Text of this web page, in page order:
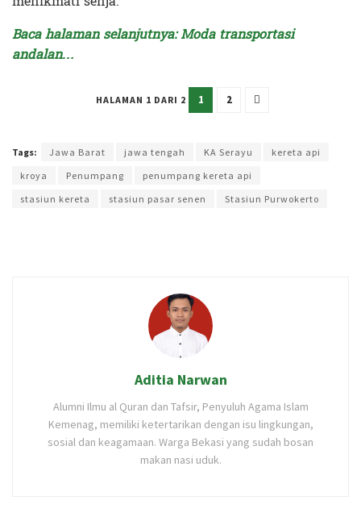
Baca halaman selanjutnya: Moda transportasi
andalan…
HALAMAN 1 DARI 2 1 2
Tags: Jawa Barat jawa tengah KA Serayu
kereta api
kroya
Penumpang
penumpang kereta api
stasiun kereta
stasiun pasar senen Stasiun Purwokerto
Aditia Narwan
Alumni Ilmu al Quran dan Tafsir, Penyuluh Agama Islam
Kemenag, memiliki ketertarikan dengan isu lingkungan,
sosial dan keagamaan. Warga Bekasi yang sudah bosan
makan nasi uduk.